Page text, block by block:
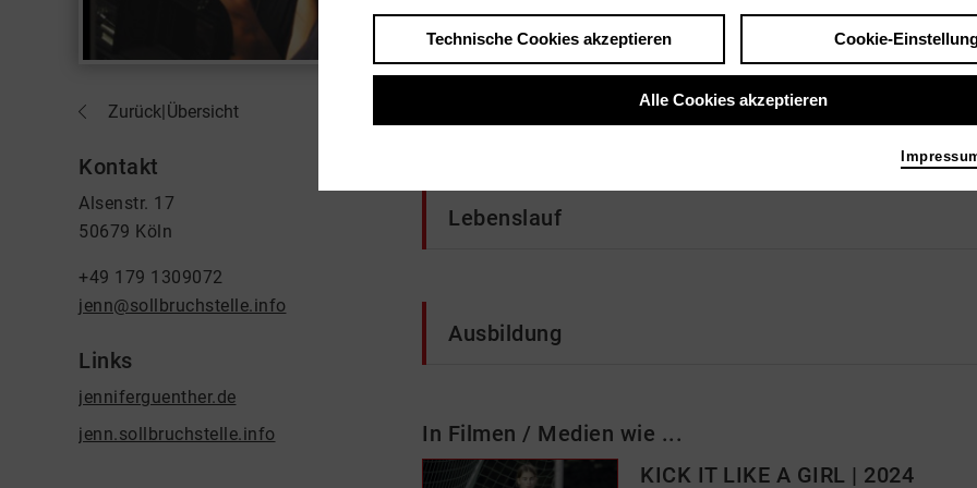
Zurück|Übersicht
Kontakt
Alsenstr. 17
50679 Köln
+49 179 1309072
jenn@sollbruchstelle.info
Links
jenniferguenther.de
jenn.sollbruchstelle.info
Über mich
Lebenslauf
Ausbildung
In Filmen / Medien wie ...
KICK IT LIKE A GIRL | 2024
Technische Cookies akzeptieren Cookie-
Alle Cookies akzeptieren